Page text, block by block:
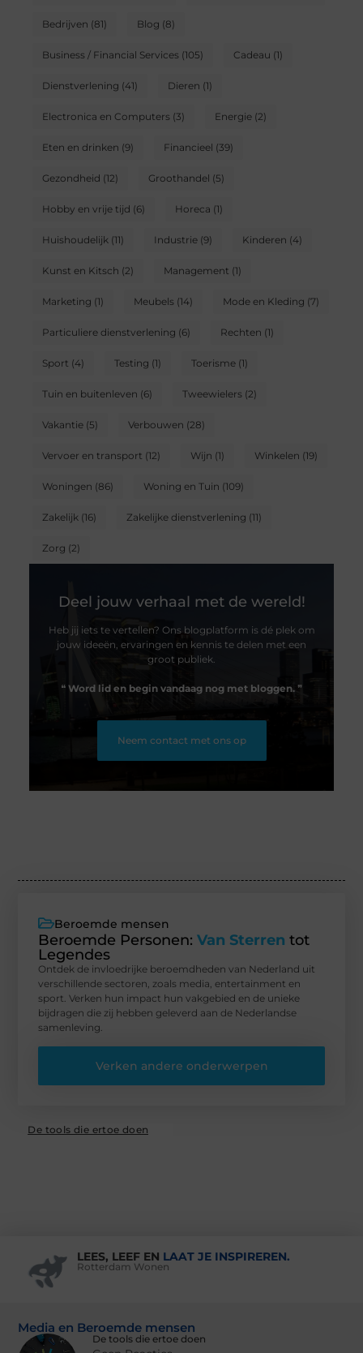
Bedrijven (81) Blog (8)
Business / Financial Services(105) Cadeau (1)
Dienstverlening (41) Dieren (1)
Electronica en Computers(3) Energie(2)
Eten en drinken (9) Financieel (39)
Gezondheid (12) Groothandel (5)
Hobby en vrije tijd (6) Horeca (1)
Huishoudelijk (11) Industrie(9) Kinderen (4)
Kunst en Kitsch (2) Management (1)
Marketing (1) Meubels(14) Mode en Kleding (7)
Particuliere dienstverlening (6) Rechten (1)
Sport (4) Testing (1) Toerisme(1)
Tuin en buitenleven (6) Tweewielers(2)
Vakantie(5) Verbouwen (28)
Vervoer en transport (12) Wijn (1) Winkelen (19)
Woningen (86) Woning en Tuin (109)
Zakelijk (16) Zakelijke dienstverlening (11)
Zorg (2)
Deel jouw verhaal met de wereld!
Heb jij iets te vertellen? Ons blogplatform is dé plek om
jouw ideeën, ervaringen en kennis te delen met een
groot publiek.
❝ Word lid en begin vandaag nog met bloggen. ❞
Neem contact met ons op
Beroemde mensen
Beroemde Personen:Van Sterren tot
Legendes
Ontdek de invloedrijke beroemdheden van Nederland uit
verschillende sectoren, zoals media, entertainment en
sport. Verken hun impact hun vakgebied en de unieke
bijdragen die zij hebben geleverd aan de Nederlandse
samenleving.
Verken andere onderwerpen
De tools die ertoe doen
LEES, LEEF EN LAAT JE INSPIREREN.
Rotterdam Wonen
Media en Beroemde mensen
De tools die ertoe doen